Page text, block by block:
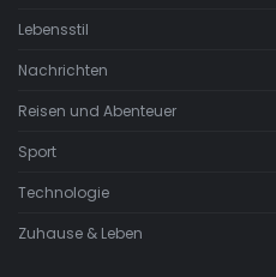
Lebensstil
Nachrichten
Reisen und Abenteuer
Sport
Technologie
Zuhause & Leben